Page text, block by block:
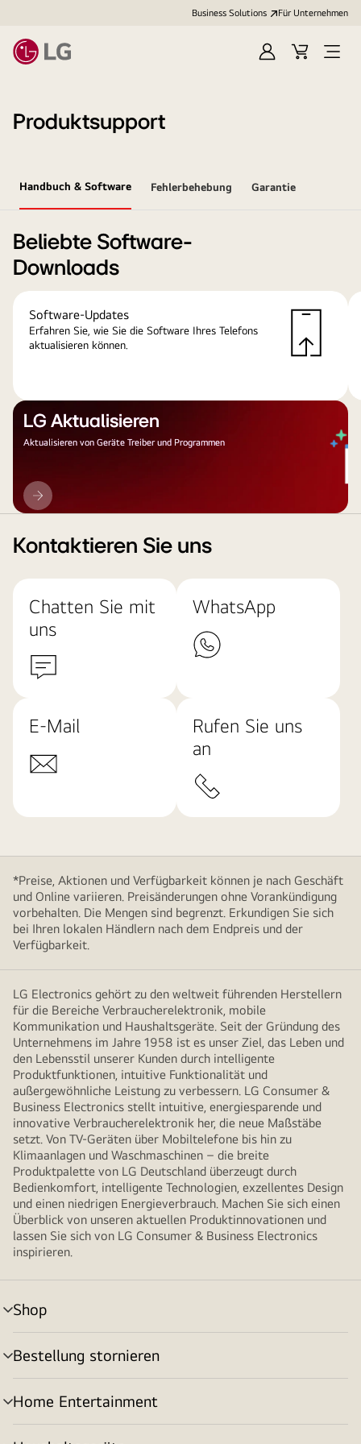
Business Solutions Für Unternehmen
Anmelden
Cart
Open
Produktsupport
Handbuch & Software Fehlerbehebung Garantie
Beliebte Software-
Downloads
Software-Updates
Erfahren Sie, wie Sie die Software Ihres Telefons
aktualisieren können.
LG Aktualisieren
Aktualisieren von Geräte Treiber und Programmen
LG
Aktualisieren
Kontaktieren Sie uns
Chatten Sie mit
uns
WhatsApp
E-Mail
Rufen Sie uns
an
*Preise, Aktionen und Verfügbarkeit können je nach Geschäft
und Online variieren. Preisänderungen ohne Vorankündigung
vorbehalten. Die Mengen sind begrenzt. Erkundigen Sie sich
bei Ihren lokalen Händlern nach dem Endpreis und der
Verfügbarkeit.
LG Electronics gehört zu den weltweit führenden Herstellern
für die Bereiche Verbraucherelektronik, mobile
Kommunikation und Haushaltsgeräte. Seit der Gründung des
Unternehmens im Jahre 1958 ist es unser Ziel, das Leben und
den Lebensstil unserer Kunden durch intelligente
Produktfunktionen, intuitive Funktionalität und
außergewöhnliche Leistung zu verbessern. LG Consumer &
Business Electronics stellt intuitive, energiesparende und
innovative Verbraucherelektronik her, die neue Maßstäbe
setzt. Von TV-Geräten über Mobiltelefone bis hin zu
Klimaanlagen und Waschmaschinen – die breite
Produktpalette von LG Deutschland überzeugt durch
Bedienkomfort, intelligente Technologien, exzellentes Design
und einen niedrigen Energieverbrauch. Machen Sie sich einen
Überblick von unseren aktuellen Produktinnovationen und
lassen Sie sich von LG Consumer & Business Electronics
inspirieren.
Shop
Menü
umschalten
Bestellung stornieren
Menü
umschalten
Home Entertainment
Menü
umschalten